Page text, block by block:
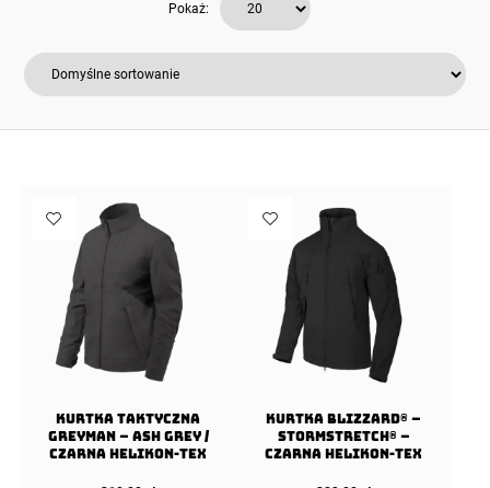
Pokaż:
Kurtka Taktyczna
Greyman – Ash Grey /
Czarna Helikon-Tex
Kurtka BLIZZARD® –
StormStretch® –
Czarna Helikon-Tex